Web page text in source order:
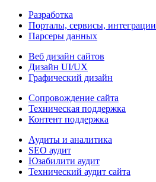
Разработка
Порталы, сервисы, интеграции
Парсеры данных
Веб дизайн сайтов
Дизайн UI/UX
Графический дизайн
Сопровождение сайта
Техническая поддержка
Контент поддержка
Аудиты и аналитика
SEO аудит
Юзабилити аудит
Технический аудит сайта